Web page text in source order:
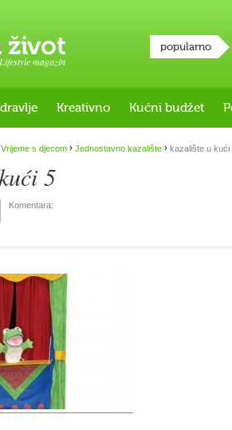
Lifestyle magazin
popularno
Kreativno Kućni budžet
Vrijeme s djecom › Jednostavno kazalište › kazalište u kući
5
Komentara: